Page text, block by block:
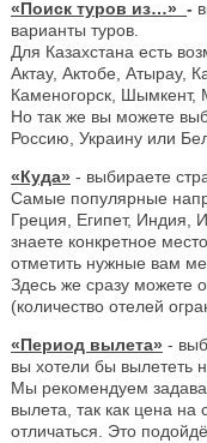
«Поиск туров из…» -
варианты туров.
Для Казахстана есть
Актау, Актобе, Атырау,
Каменогорск, Шымкент,
Но так же вы можете
Россию, Украину или
«Куда» - выбираете
Самые популярные
Греция, Египет, Индия,
знаете конкретное
отметить нужные вам
Здесь же сразу можете
(количество отелей
«Период вылета» -
вы хотели бы вылететь
Мы рекомендуем
вылета, так как цена
отличаться. Это